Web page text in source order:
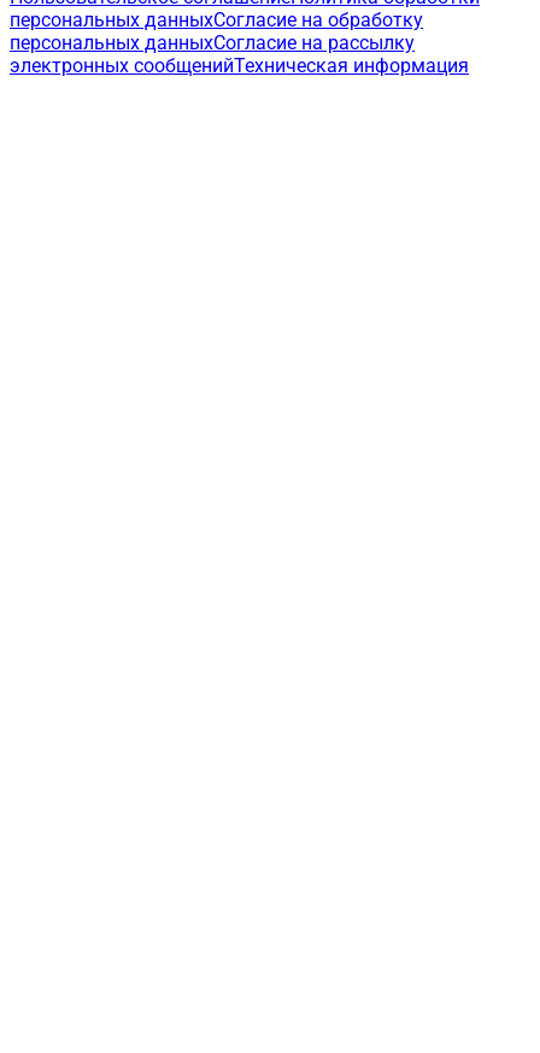
персональных данныхСогласие на обработку
персональных данныхСогласие на рассылку
электронных сообщенийТехническая информация